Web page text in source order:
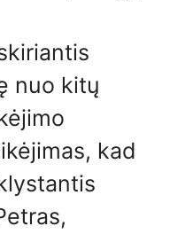
nuo kitų
kad